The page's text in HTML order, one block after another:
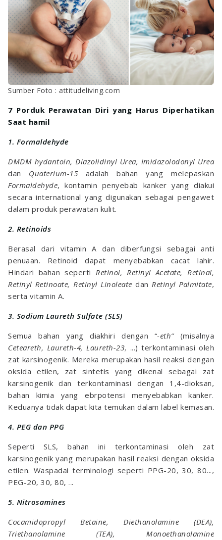
Sumber Foto : attitudeliving.com
7 Porduk Perawatan Diri yang Harus Diperhatikan
Saat hamil
1. Formaldehyde
DMDM hydantoin, Diazolidinyl Urea, Imidazolodonyl Urea
dan Quaterium-15 adalah bahan yang melepaskan
Formaldehyde, kontamin penyebab kanker yang diakui
secara international yang digunakan sebagai pengawet
dalam produk perawatan kulit.
2. Retinoids
Berasal dari vitamin A dan diberfungsi sebagai anti
penuaan. Retinoid dapat menyebabkan cacat lahir.
Hindari bahan seperti Retinol, Retinyl Acetate, Retinal,
Retinyl Retinoate, Retinyl Linoleate danRetinyl Palmitate,
serta vitamin A.
3. Sodium Laureth Sulfate (SLS)
Semua bahan yang diakhiri dengan “-eth”(misalnya
Ceteareth, Laureth-4, Laureth-23, ...) terkontaminasi oleh
zat karsinogenik. Mereka merupakan hasil reaksi dengan
oksida etilen, zat sintetis yang dikenal sebagai zat
karsinogenik dan terkontaminasi dengan 1,4-dioksan,
bahan kimia yang ebrpotensi menyebabkan kanker.
Keduanya tidak dapat kita temukan dalam label kemasan.
4. PEG dan PPG
Seperti SLS, bahan ini terkontaminasi oleh zat
karsinogenik yang merupakan hasil reaksi dengan oksida
etilen. Waspadai terminologi seperti PPG-20, 30, 80...,
PEG-20, 30, 80, ...
5. Nitrosamines
Cocamidopropyl Betaine, Diethanolamine (DEA),
Triethanolamine (TEA), Monoethanolamine